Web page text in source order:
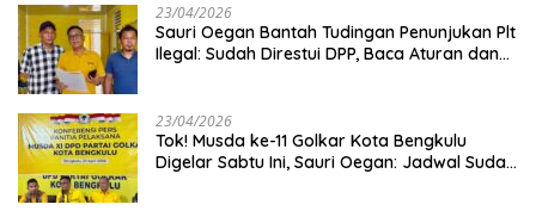
23/04/2026
Sauri Oegan Bantah Tudingan Penunjukan Plt
Ilegal: Sudah Direstui DPP, Baca Aturan dan
23/04/2026
‎Tok! Musda ke-11 Golkar Kota Bengkulu
Digelar Sabtu Ini, Sauri Oegan: Jadwal Sudah